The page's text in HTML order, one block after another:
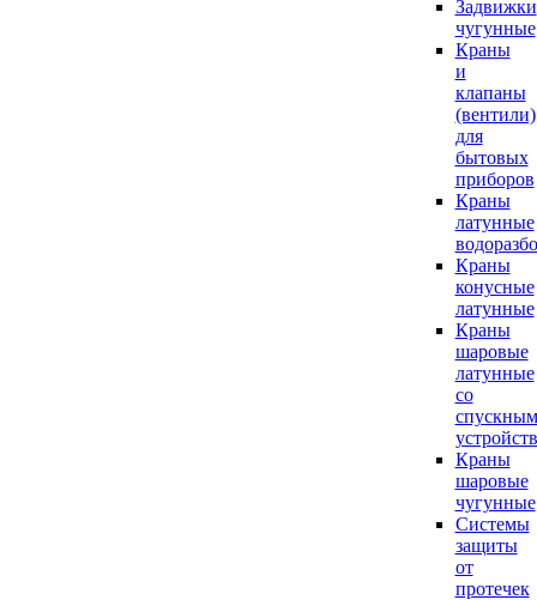
Задвижки
чугунные
Краны
и
клапаны
(вентили)
для
бытовых
приборов
Краны
латунные
Краны
конусные
латунные
Краны
шаровые
латунные
со
спускным
Краны
шаровые
чугунные
Системы
защиты
от
протечек